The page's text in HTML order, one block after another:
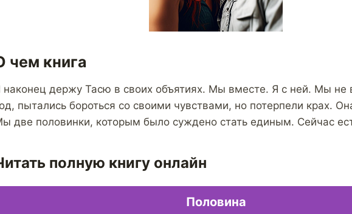
чем книга
наконец держу Тасю в своих объятиях. Мы вместе. Я с ней. Мы не
пытались бороться со своими чувствами, но потерпели крах.
две половинки, которым было суждено стать единым. Сейчас
полную книгу онлайн
Половина